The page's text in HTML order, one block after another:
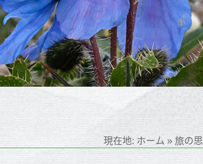
現在地: ホーム » 旅の